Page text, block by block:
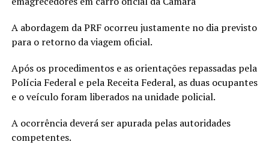
A abordagem da PRF ocorreu justamente no dia previsto
para o retorno da viagem oficial.
Após os procedimentos e as orientações repassadas pela
Polícia Federal e pela Receita Federal, as duas ocupantes
e o veículo foram liberados na unidade policial.
A ocorrência deverá ser apurada pelas autoridades
competentes.